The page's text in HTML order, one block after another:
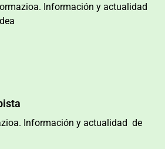
Información y actualidad
Información y actualidad de